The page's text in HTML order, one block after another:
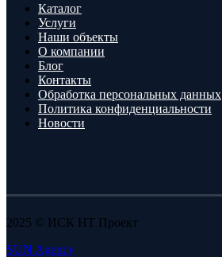
Каталог
Услуги
Наши объекты
О компании
Блог
Контакты
Обработка персональных данных
Политика конфиденциальности
Новости
2025 © ИСК НТ Проект
SUN Agency